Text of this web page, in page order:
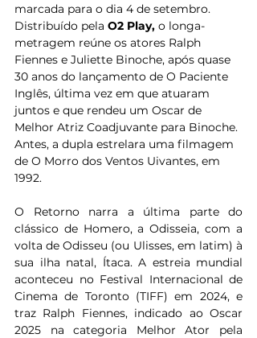
marcada para o dia 4 de setembro.
Distribuído pela O2 Play, o longa-
metragem reúne os atores Ralph
Fiennes e Juliette Binoche, após quase
30 anos do lançamento de O Paciente
Inglês, última vez em que atuaram
juntos e que rendeu um Oscar de
Melhor Atriz Coadjuvante para Binoche.
Antes, a dupla estrelara uma filmagem
de O Morro dos Ventos Uivantes, em
1992.
O Retorno narra a última parte do
clássico de Homero, a Odisseia, com a
volta de Odisseu (ou Ulisses, em latim) à
sua ilha natal, Ítaca. A estreia mundial
aconteceu no Festival Internacional de
Cinema de Toronto (TIFF) em 2024, e
traz Ralph Fiennes, indicado ao Oscar
2025 na categoria Melhor Ator pela